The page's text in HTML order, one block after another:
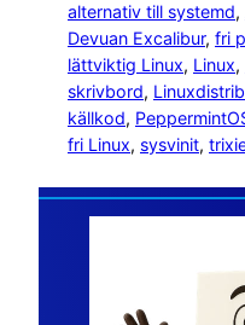
alternativ till systemd,
Devuan Excalibur, fri
lättviktig Linux, Linux,
skrivbord,
källkod,
fri Linux, sysvinit,